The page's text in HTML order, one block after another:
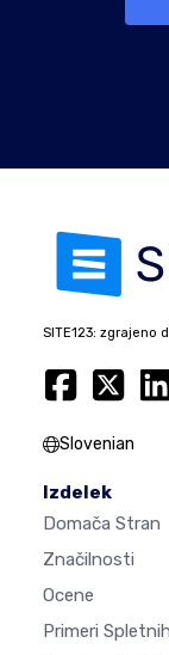
SITE123: zgrajeno
Slovenian
Izdelek
Domača Stran
Značilnosti
Ocene
Primeri